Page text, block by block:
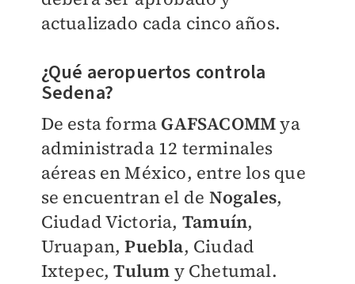
actualizado cada cinco años.
¿Qué aeropuertos controla
Sedena?
De esta forma GAFSACOMMya
administrada 12 terminales
aéreas en México, entre los que
se encuentran el de Nogales,
Ciudad Victoria, Tamuín,
Uruapan,Puebla, Ciudad
Ixtepec,Tulum y Chetumal.